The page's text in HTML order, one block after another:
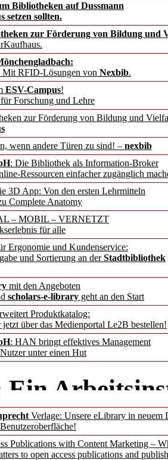
Bibliotheken auf Dussmann
setzen sollten.
zur Förderung von Bildung und
RFID-Lösungen von Nexbib.
ESV-Campus!
Forschung und Lehre
zur Förderung von Bildung und
wenn andere Türen zu sind! – nexbib
: Die Bibliothek als Information-Broker
Ressourcen einfacher zugänglich
3D App: Von den ersten Lehrmitteln
Complete Anatomy
– MOBIL – VERNETZT
für alle
Ergonomie und Kundenservice:
und Sortierung an derStadtbibliothek
mit den Angeboten
scholars-e-library geht an den Start
Produktkatalog:
jetzt über das Medienportal Le2B bestellen!
: HAN bringt effektives Management
unter einen Hut
Verlage: Unsere eLibrary in neuem
Publications with Content Marketing –
to open access publications and
seiner Amtszeit
Direktor der
zu
des
noch offene
Wandel
in der
im
Ein
im